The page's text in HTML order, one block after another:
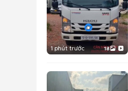
1 phút trước 18